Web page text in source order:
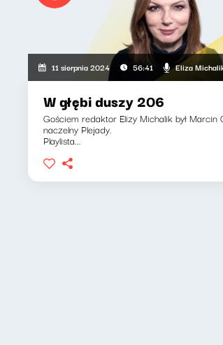
11 sierpnia 2024 56:41 Eliza
W głębi duszy 206
Gościem redaktor Elizy Michalik był Marcin
naczelny Plejady.
Playlista...